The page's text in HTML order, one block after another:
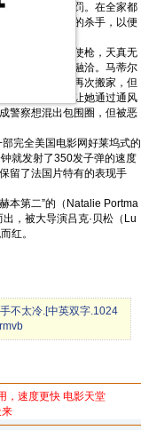
剿灭全家的惩罚。在全家都
成为和他一样的杀手，以便
，里昂则教她使枪，天真无
情，两人相处融洽。马蒂尔
她救回。他们再次搬家，但
出马蒂尔达并让她通过通风
警察想混出包围圈，但被恶
完全美国电影网好莱坞式的
就发射了350发子弹的速度
留了法国片特有的表现手
本第二”的（Natalie Portma
，被大导演吕克·贝松（Lu
红。
不太冷.[中英双字.1024
，速度更快 电影天堂